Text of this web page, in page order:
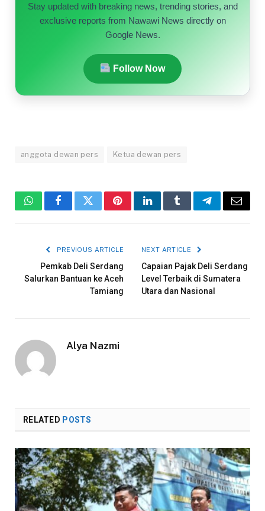
Stay updated with breaking news, trending stories, and
exclusive reports from Nawawi News directly on
Google News.
Follow Now
anggota dewan pers Ketua dewan pers
WhatsAppFacebookTwitterPinterestLinkedInTumblrTelegramEmail
PREVIOUS ARTICLE
Pemkab Deli Serdang
Salurkan Bantuan ke Aceh
Tamiang
NEXT ARTICLE
Capaian Pajak Deli Serdang
Level Terbaik di Sumatera
Utara dan Nasional
Alya Nazmi
RELATED POSTS